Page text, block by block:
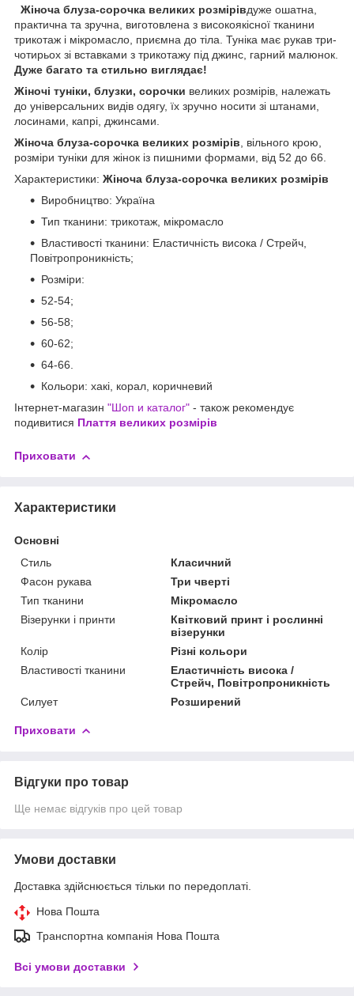
Жіноча блуза-сорочка великих розмірівдуже ошатна,
практична та зручна, виготовлена з високоякісної тканини
трикотаж і мікромасло, приємна до тіла. Туніка має рукав три-
чотирьох зі вставками з трикотажу під джинс, гарний малюнок.
Дуже багато та стильно виглядає!
Жіночі туніки, блузки, сорочки великих розмірів, належать
до універсальних видів одягу, їх зручно носити зі штанами,
лосинами, капрі, джинсами.
Жіноча блуза-сорочка великих розмірів, вільного крою,
розміри туніки для жінок із пишними формами, від 52 до 66.
Характеристики: Жіноча блуза-сорочка великих розмірів
Виробництво: Україна
Тип тканини: трикотаж, мікромасло
Властивості тканини: Еластичність висока / Стрейч,
Повітропроникність;
Розміри:
52-54;
56-58;
60-62;
64-66.
Кольори: хакі, корал, коричневий
Інтернет-магазин "Шоп и каталог" - також рекомендує
подивитися Плаття великих розмірів
Приховати
Характеристики
Основні
Стиль
Класичний
Фасон рукава
Три чверті
Тип тканини
Мікромасло
Візерунки і принти
Квітковий принт і рослинні
візерунки
Колір
Різні кольори
Властивості тканини
Еластичність висока /
Стрейч, Повітропроникність
Силует
Розширений
Приховати
Відгуки про товар
Ще немає відгуків про цей товар
Умови доставки
Доставка здійснюється тільки по передоплаті.
Нова Пошта
Транспортна компанія Нова Пошта
Всі умови доставки